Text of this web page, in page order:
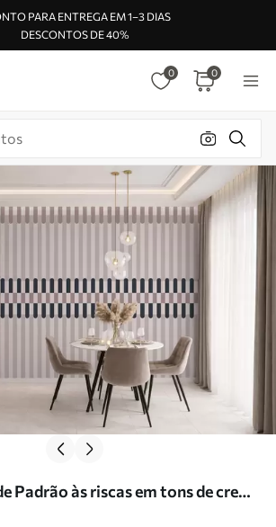
PARA ENTREGA EM 1–3 DIAS
DESCONTOS DE 40%
0 0
Padrão às riscas em tons de creme
w05150v2